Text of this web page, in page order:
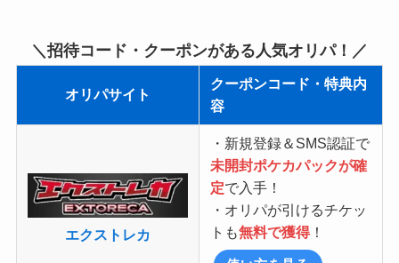
＼招待コード・クーポンがある人気オリパ！／
オリパサイト
クーポンコード・特典内
容
エクストレカ
・新規登録＆SMS認証で
未開封ポケカパックが確
定で入手！
・オリパが引けるチケッ
トも無料で獲得！